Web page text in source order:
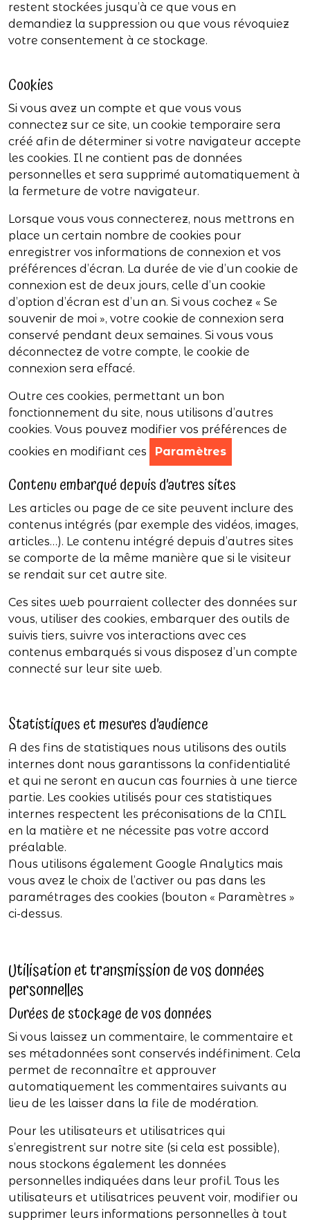
restent stockées jusqu’à ce que vous en
demandiez la suppression ou que vous révoquiez
votre consentement à ce stockage.
Cookies
Si vous avez un compte et que vous vous
connectez sur ce site, un cookie temporaire sera
créé afin de déterminer si votre navigateur accepte
les cookies. Il ne contient pas de données
personnelles et sera supprimé automatiquement à
la fermeture de votre navigateur.
Lorsque vous vous connecterez, nous mettrons en
place un certain nombre de cookies pour
enregistrer vos informations de connexion et vos
préférences d’écran. La durée de vie d’un cookie de
connexion est de deux jours, celle d’un cookie
d’option d’écran est d’un an. Si vous cochez « Se
souvenir de moi », votre cookie de connexion sera
conservé pendant deux semaines. Si vous vous
déconnectez de votre compte, le cookie de
connexion sera effacé.
Outre ces cookies, permettant un bon
fonctionnement du site, nous utilisons d’autres
cookies. Vous pouvez modifier vos préférences de
cookies en modifiant ces
Paramètres
Contenu embarqué depuis d’autres sites
Les articles ou page de ce site peuvent inclure des
contenus intégrés (par exemple des vidéos, images,
articles…). Le contenu intégré depuis d’autres sites
se comporte de la même manière que si le visiteur
se rendait sur cet autre site.
Ces sites web pourraient collecter des données sur
vous, utiliser des cookies, embarquer des outils de
suivis tiers, suivre vos interactions avec ces
contenus embarqués si vous disposez d’un compte
connecté sur leur site web.
Statistiques et mesures d’audience
A des fins de statistiques nous utilisons des outils
internes dont nous garantissons la confidentialité
et qui ne seront en aucun cas fournies à une tierce
partie. Les cookies utilisés pour ces statistiques
internes respectent les préconisations de la CNIL
en la matière et ne nécessite pas votre accord
préalable.
Nous utilisons également Google Analytics mais
vous avez le choix de l’activer ou pas dans les
paramétrages des cookies (bouton « Paramètres »
ci-dessus.
Utilisation et transmission de vos données
personnelles
Durées de stockage de vos données
Si vous laissez un commentaire, le commentaire et
ses métadonnées sont conservés indéfiniment. Cela
permet de reconnaître et approuver
automatiquement les commentaires suivants au
lieu de les laisser dans la file de modération.
Pour les utilisateurs et utilisatrices qui
s’enregistrent sur notre site (si cela est possible),
nous stockons également les données
personnelles indiquées dans leur profil. Tous les
utilisateurs et utilisatrices peuvent voir, modifier ou
supprimer leurs informations personnelles à tout